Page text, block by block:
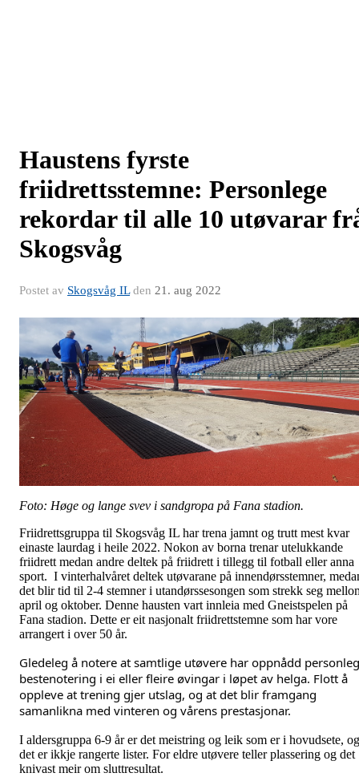
Haustens fyrste
friidrettsstemne: Personlege
rekordar til alle 10 utøvarar
Skogsvåg
Postet av Skogsvåg ILden 21. aug 2022
Foto: Høge og lange svev i sandgropa på Fana stadion.
Friidrettsgruppa til Skogsvåg IL har trena jamnt og trutt mest kvar
einaste laurdag i heile 2022. Nokon av borna trenar utelukkande
friidrett medan andre deltek på friidrett i tillegg til fotball eller anna
sport. I vinterhalvåret deltek utøvarane på innendørsstemner,
det blir tid til 2-4 stemner i utandørssesongen som strekk seg
april og oktober. Denne hausten vart innleia med Gneistspelen på
Fana stadion. Dette er eit nasjonalt friidrettstemne som har vore
arrangert i over 50 år.
Gledeleg å notere at samtlige utøvere har oppnådd personleg
bestenotering i ei eller fleire øvingar i løpet av helga. Flott å
oppleve at trening gjer utslag, og at det blir framgang
samanlikna med vinteren og vårens prestasjonar.
I aldersgruppa 6-9 år er det meistring og leik som er i hovudsete, og
det er ikkje rangerte lister. For eldre utøvere teller plassering og det
knivast meir om sluttresultat.